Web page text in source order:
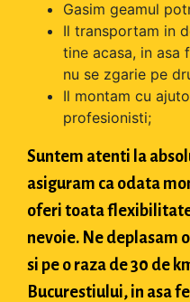
Gasim geamul
Il transportam in
tine acasa, in asa
nu se zgarie pe
Il montam cu
profesionisti;
Suntem atenti la
asiguram ca odata
oferi toata
nevoie. Ne deplasam
si pe o raza de 30 de
Bucurestiului, in asa